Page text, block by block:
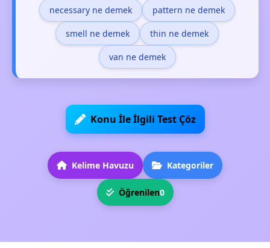
necessary ne demek pattern ne demek
smell ne demek thin ne demek
van ne demek
Konu İle İlgili Test Çöz
Kelime Havuzu Kategoriler
Öğrenilen0